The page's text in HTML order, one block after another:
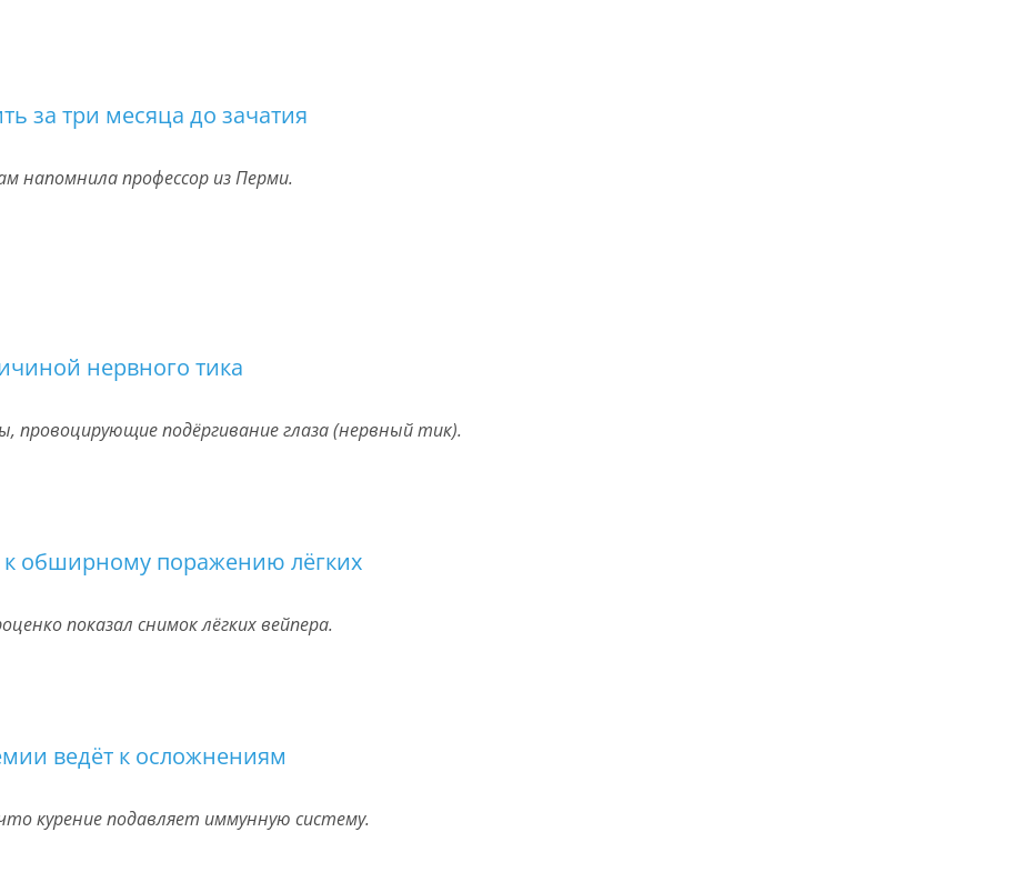
за три месяца до зачатия
напомнила профессор из Перми.
нервного тика
провоцирующие подёргивание глаза (нервный тик).
обширному поражению лёгких
показал снимок лёгких вейпера.
ведёт к осложнениям
курение подавляет иммунную систему.